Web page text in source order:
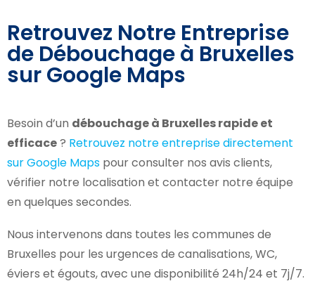
Retrouvez Notre Entreprise
de Débouchage à Bruxelles
sur Google Maps
Besoin d’un débouchage à Bruxelles rapide et
efficace? Retrouvez notre entreprise directement
sur Google Maps pour consulter nos avis clients,
vérifier notre localisation et contacter notre équipe
en quelques secondes.
Nous intervenons dans toutes les communes de
Bruxelles pour les urgences de canalisations, WC,
éviers et égouts, avec une disponibilité 24h/24 et 7j/7.